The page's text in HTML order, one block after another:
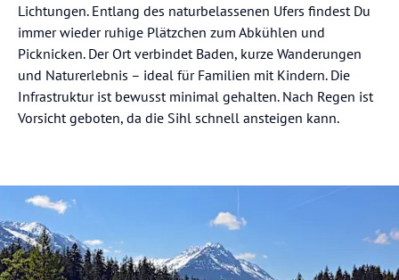
Lichtungen. Entlang des naturbelassenen Ufers findest Du
immer wieder ruhige Plätzchen zum Abkühlen und
Picknicken. Der Ort verbindet Baden, kurze Wanderungen
und Naturerlebnis – ideal für Familien mit Kindern. Die
Infrastruktur ist bewusst minimal gehalten. Nach Regen ist
Vorsicht geboten, da die Sihl schnell ansteigen kann.